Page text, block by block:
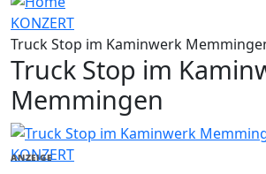
KONZERT
Truck Stop im Kaminwerk
Truck Stop im
Memmingen
KONZERT
ANZEIGE